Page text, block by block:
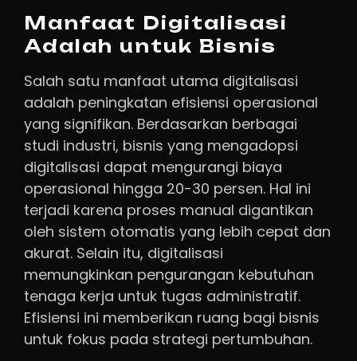
Manfaat Digitalisasi
Adalah untuk Bisnis
Salah satu manfaat utama digitalisasi
adalah peningkatan efisiensi operasional
yang signifikan. Berdasarkan berbagai
studi industri, bisnis yang mengadopsi
digitalisasi dapat mengurangi biaya
operasional hingga 20-30 persen. Hal ini
terjadi karena proses manual digantikan
oleh sistem otomatis yang lebih cepat dan
akurat. Selain itu, digitalisasi
memungkinkan pengurangan kebutuhan
tenaga kerja untuk tugas administratif.
Efisiensi ini memberikan ruang bagi bisnis
untuk fokus pada strategi pertumbuhan.